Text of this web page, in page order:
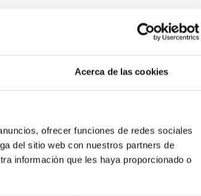
Acerca de las cookies
ofrecer funciones de redes sociales
del sitio web con nuestros partners de
información que les haya proporcionado o